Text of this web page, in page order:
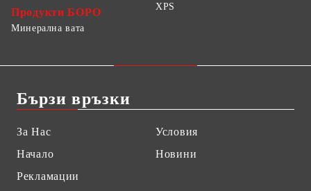
Продукти БОРО
XPS
Минерална вата
Бързи връзки
За Нас
Начало
Рекламации
Условия
Новини